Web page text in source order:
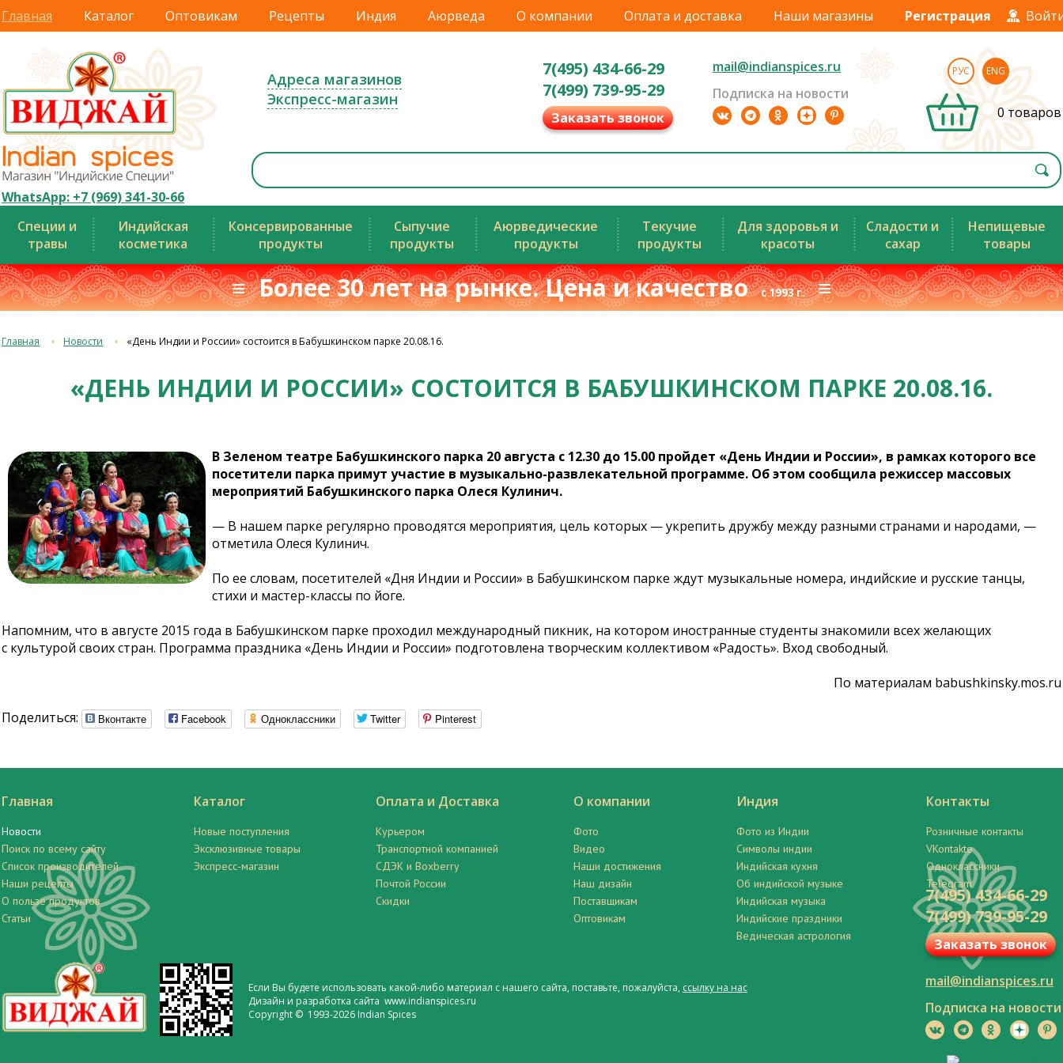
Главная Каталог Оптовикам Рецепты Индия Аюрведа О компании Оплата и доставка Наши магазины Регистрация
WhatsApp: +7 (969) 341-30-66
Адреса магазинов
Экспресс-магазин
7(495) 434-66-29
7(499) 739-95-29
Заказать звонок
mail@indianspices.ru
Подписка на новости
РУС ENG
0 товаров
Специи и
травы
Индийская
косметика
Консервированные
продукты
Сыпучие
продукты
Аюрведические
продукты
Текучие
продукты
Для здоровья и
красоты
Сладости и
сахар
Непищевые
товары
≡ Более 30 лет на рынке. Цена и качествос 1993 г.≡
Главная Новости «День Индии и России» состоится в Бабушкинском парке 20.08.16.
«ДЕНЬ ИНДИИ И РОССИИ» СОСТОИТСЯ В БАБУШКИНСКОМ ПАРКЕ 20.08.16.
В Зеленом театре Бабушкинского парка 20 августа с 12.30 до 15.00 пройдет «День Индии и России», в рамках которого все
посетители парка примут участие в музыкально-развлекательной программе. Об этом сообщила режиссер массовых
мероприятий Бабушкинского парка Олеся Кулинич.
— В нашем парке регулярно проводятся мероприятия, цель которых — укрепить дружбу между разными странами и народами, —
отметила Олеся Кулинич.
По ее словам, посетителей «Дня Индии и России» в Бабушкинском парке ждут музыкальные номера, индийские и русские танцы,
стихи и мастер-классы по йоге.
Напомним, что в августе 2015 года в Бабушкинском парке проходил международный пикник, на котором иностранные студенты знакомили всех желающих
с культурой своих стран. Программа праздника «День Индии и России» подготовлена творческим коллективом «Радость». Вход свободный.
По материалам babushkinsky.mos.ru
Поделиться:
Вконтакте Facebook Одноклассники Twitter Pinterest
Главная
Новости
Поиск по всему сайту
Список производителей
Наши рецепты
О пользе продуктов
Статьи
Каталог
Новые поступления
Эксклюзивные товары
Экспресс-магазин
Оплата и Доставка
Курьером
Транспортной компанией
СДЭК и Boxberry
Почтой России
Скидки
О компании
Фото
Видео
Наши достижения
Наш дизайн
Поставщикам
Оптовикам
Индия
Фото из Индии
Символы индии
Индийская кухня
Об индийской музыке
Индийская музыка
Индийские праздники
Ведическая астрология
Контакты
Розничные контакты
VKontakte
Одноклассники
Telegram
Если Вы будете использовать какой-либо материал с нашего сайта, поставьте, пожалуйста, ссылку на нас
Дизайн и разработка сайта www.indianspices.ru
Copyright © 1993-2026 Indian Spices
7(495) 434-66-29
7(499) 739-95-29
Заказать звонок
mail@indianspices.ru
Подписка на новости